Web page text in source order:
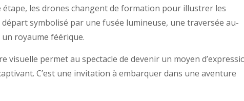
étape, les drones changent de formation pour illustrer les
symbolisé par une fusée lumineuse, une traversée au-
royaume féérique.
visuelle permet au spectacle de devenir un moyen
C’est une invitation à embarquer dans une aventure